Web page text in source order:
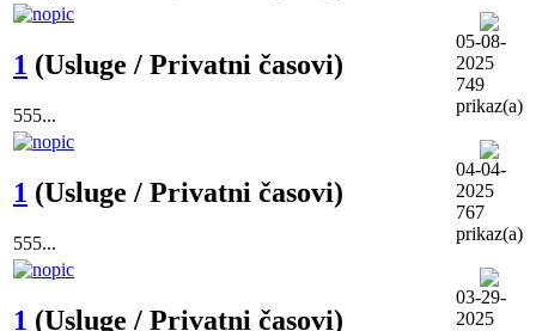
1 (Usluge / Privatni časovi)
555...
05-08-
2025
749
prikaz(a)
1 (Usluge / Privatni časovi)
555...
04-04-
2025
767
prikaz(a)
1 (Usluge / Privatni časovi)
03-29-
2025